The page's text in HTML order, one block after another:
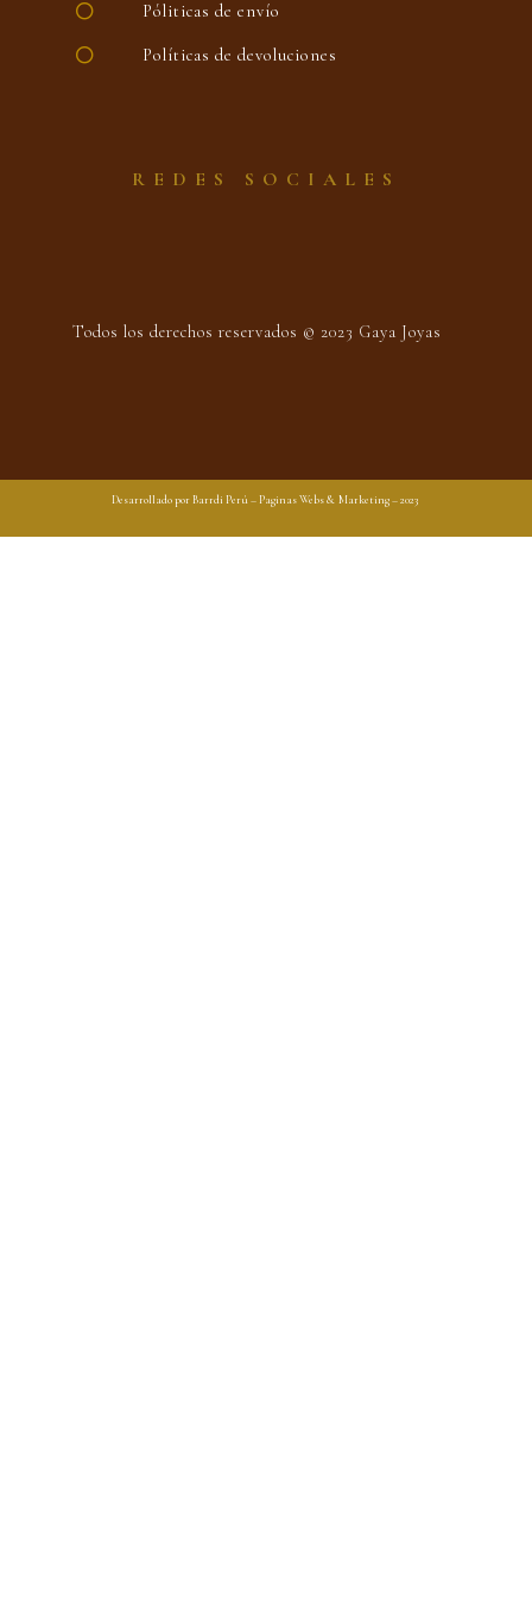
Póliticas de envío
Políticas de devoluciones
REDES SOCIALES
Todos los derechos reservados © 2023 Gaya Joyas
Desarrollado por Barrdi Perú – Paginas Webs & Marketing – 2023